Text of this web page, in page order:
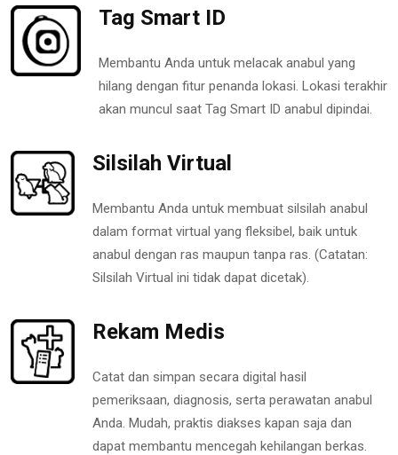
Tag Smart ID
Membantu Anda untuk melacak anabul yang
hilang dengan fitur penanda lokasi. Lokasi terakhir
akan muncul saat Tag Smart ID anabul dipindai.
Silsilah Virtual
Membantu Anda untuk membuat silsilah anabul
dalam format virtual yang fleksibel, baik untuk
anabul dengan ras maupun tanpa ras. (Catatan:
Silsilah Virtual ini tidak dapat dicetak).
Rekam Medis
Catat dan simpan secara digital hasil
pemeriksaan, diagnosis, serta perawatan anabul
Anda. Mudah, praktis diakses kapan saja dan
dapat membantu mencegah kehilangan berkas.